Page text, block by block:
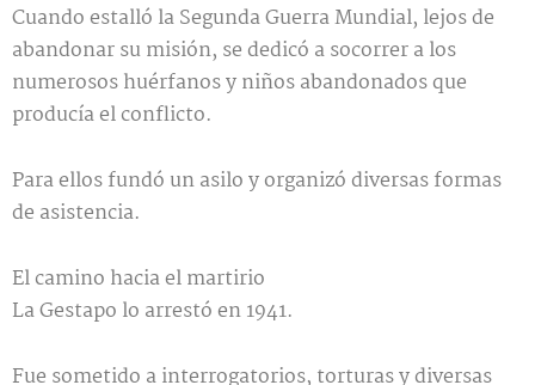
Cuando estalló la Segunda Guerra Mundial, lejos de
abandonar su misión, se dedicó a socorrer a los
numerosos huérfanos y niños abandonados que
producía el conflicto.
Para ellos fundó un asilo y organizó diversas formas
de asistencia.
El camino hacia el martirio
La Gestapo lo arrestó en 1941.
Fue sometido a interrogatorios, torturas y diversas